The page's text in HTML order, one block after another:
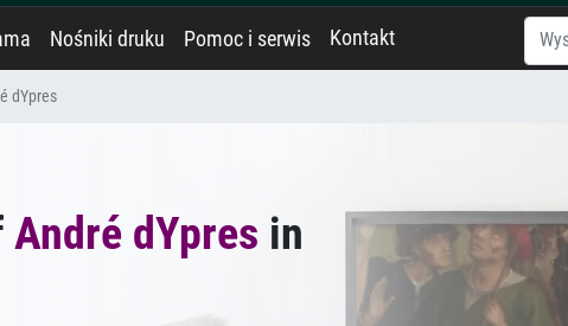
Nośniki druku Pomoc i serwis Kontakt
dYpres
André dYpres in